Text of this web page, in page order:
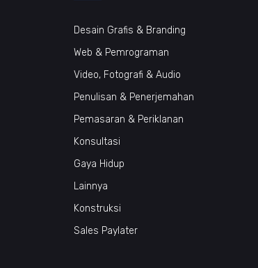
Desain Grafis & Branding
Web & Pemrograman
Video, Fotografi & Audio
Penulisan & Penerjemahan
Pemasaran & Periklanan
Konsultasi
Gaya Hidup
Lainnya
Konstruksi
Sales Paylater